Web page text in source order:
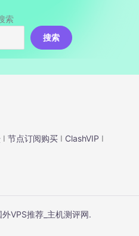
索
搜索
I 节点订阅购买 I ClashVIP I
VPS推荐_主机测评网.